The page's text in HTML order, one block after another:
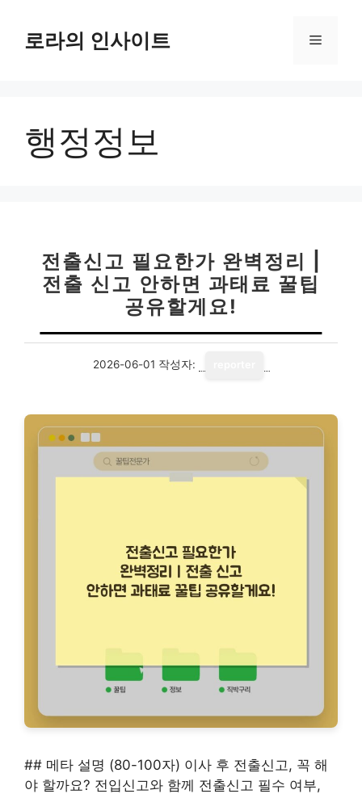
로라의 인사이트 메
행정정보
전출신고 필요한가 완벽정리 |
전출 신고 안하면 과태료 꿀팁
공유할게요!
2026-06-01 작성자:
## 메타 설명 (80-100자) 이사 후 전출신고, 꼭 해
야 할까요? 전입신고와 함께 전출신고 필수 여부,